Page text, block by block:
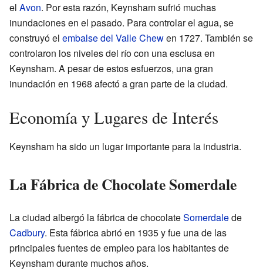
el Avon. Por esta razón, Keynsham sufrió muchas
inundaciones en el pasado. Para controlar el agua, se
construyó el embalse del Valle Chewen 1727. También se
controlaron los niveles del río con una esclusa en
Keynsham. A pesar de estos esfuerzos, una gran
inundación en 1968 afectó a gran parte de la ciudad.
Economía y Lugares de Interés
Keynsham ha sido un lugar importante para la industria.
La Fábrica de Chocolate Somerdale
La ciudad albergó la fábrica de chocolateSomerdalede
Cadbury. Esta fábrica abrió en 1935 y fue una de las
principales fuentes de empleo para los habitantes de
Keynsham durante muchos años.